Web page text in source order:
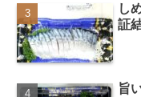
し
証
旨